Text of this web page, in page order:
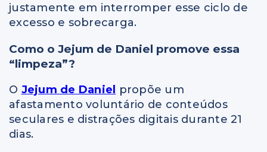
justamente em interromper esse ciclo de
excesso e sobrecarga.
Como o Jejum de Daniel promove essa
“limpeza”?
O Jejum de Daniel
propõe um
afastamento voluntário de conteúdos
seculares e distrações digitais durante 21
dias.